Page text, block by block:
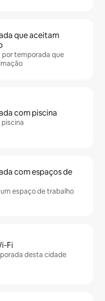
que aceitam
por temporada que
com piscina
com espaços de
espaço de trabalho
Fi
desta cidade